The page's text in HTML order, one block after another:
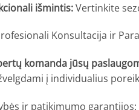
išmintis:Vertinkite
Konsultacija ir
komanda jūsų
į individualius
ir patikimumo garantijos: